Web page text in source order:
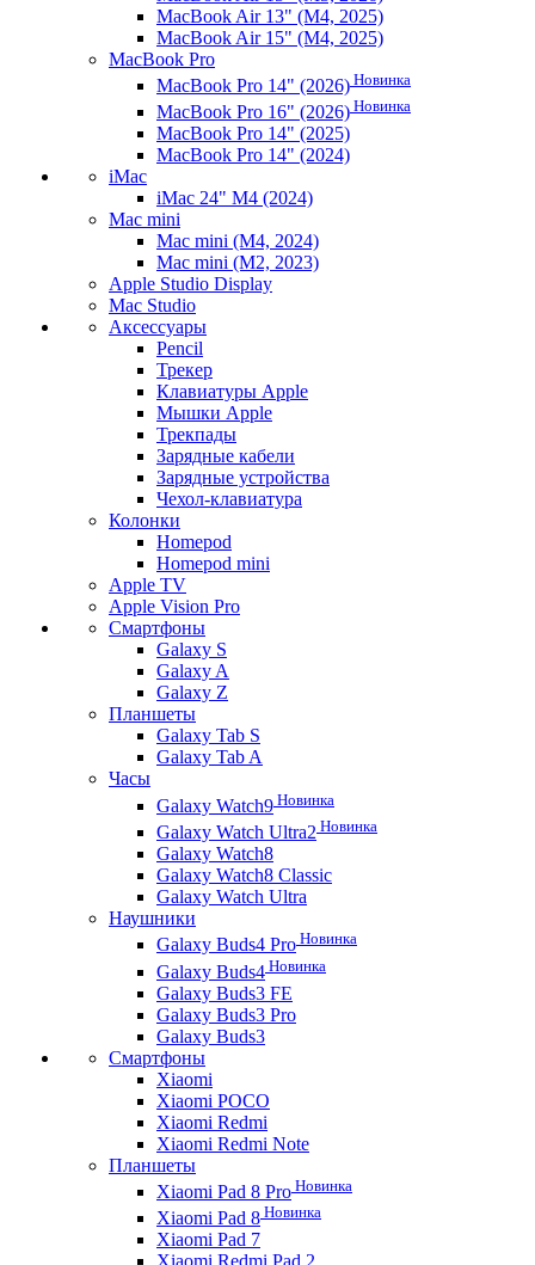
MacBook Air 13" (M4, 2025)
MacBook Air 15" (M4, 2025)
MacBook Pro
MacBook Pro 14" (2026) Новинка
MacBook Pro 16" (2026) Новинка
MacBook Pro 14" (2025)
MacBook Pro 14" (2024)
iMac
iMac 24" M4 (2024)
Mac mini
Mac mini (M4, 2024)
Mac mini (M2, 2023)
Apple Studio Display
Mac Studio
Аксессуары
Pencil
Трекер
Клавиатуры Apple
Мышки Apple
Трекпады
Зарядные кабели
Зарядные устройства
Чехол-клавиатура
Колонки
Homepod
Homepod mini
Apple TV
Apple Vision Pro
Смартфоны
Galaxy S
Galaxy A
Galaxy Z
Планшеты
Galaxy Tab S
Galaxy Tab A
Часы
Galaxy Watch9 Новинка
Galaxy Watch Ultra2 Новинка
Galaxy Watch8
Galaxy Watch8 Classic
Galaxy Watch Ultra
Наушники
Galaxy Buds4 Pro Новинка
Galaxy Buds4 Новинка
Galaxy Buds3 FE
Galaxy Buds3 Pro
Galaxy Buds3
Смартфоны
Xiaomi
Xiaomi POCO
Xiaomi Redmi
Xiaomi Redmi Note
Планшеты
Xiaomi Pad 8 Pro Новинка
Xiaomi Pad 8 Новинка
Xiaomi Pad 7